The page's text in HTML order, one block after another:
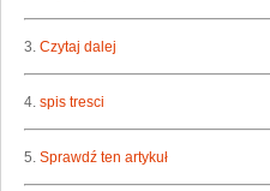
3. Czytaj dalej
4. spis tresci
5. Sprawdź ten artykuł